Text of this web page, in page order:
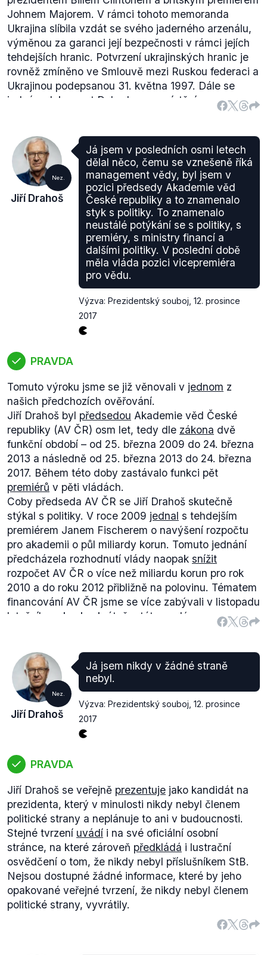
Johnem Majorem. V rámci tohoto memoranda
Ukrajina slíbila vzdát se svého jaderného arzenálu,
výměnou za garanci její bezpečnosti v rámci jejích
tehdejších hranic. Potvrzení ukrajinských hranic je
rovněž zmíněno ve Smlouvě mezi Ruskou federaci a
Ukrajinou podepsanou 31. května 1997. Dále se
jedná o dokument Dohoda o rozmístění
Charkovský pakt
1997, opět potvrzuje, že flotila Ruské federace se
nachází na ukrajinském území.
První sankce EU proti Rusku vešly v platnost17.
března 2014. Jednalo se o cestovní omezení a
zmrazení finančních prostředků určených
jednotlivcům s rozhodovacími pravomocemi v
Rusku a na Krymu. V červenci 2014 uložila EU
ekonomické sankce. V březnu 2015 Evropská rada
spojila jejich trvání s úplným plněnímMinských
Nez.
Jiří Drahoš
Já jsem v posledních osmi letech
dělal něco, čemu se vznešeně říká
management vědy, byl jsem v
pozici předsedy Akademie věd
České republiky a to znamenalo
styk s politiky. To znamenalo
neustálé potýkání se s politiky, s
premiéry, s ministry financí a
dalšími politiky. V poslední době
měla vláda pozici vicepremiéra
pro vědu.
Výzva: Prezidentský souboj 12. prosince
2017
PRAVDA
Tomuto výroku jsme se již věnovali v jednom z
našich předchozích ověřování.
Jiří Drahoš byl předsedou Akademie věd České
republiky (AV ČR) osm let, tedy dle zákona dvě
funkční období – od 25. března 2009 do 24. března
2013 a následně od 25. března 2013 do 24. března
2017. Během této doby zastávalo funkci pět
premiérů v pěti vládách.
Coby předseda AV ČR se Jiří Drahoš skutečně
stýkal s politiky. V roce 2009 jednal s tehdejším
premiérem Janem Fischerem o navýšení rozpočtu
pro akademii o půl miliardy korun. Tomuto jednání
předcházela rozhodnutí vlády naopak snížit
rozpočet AV ČR o více než miliardu korun pro rok
2010 a do roku 2012 přibližně na polovinu. Tématem
financování AV ČR jsme se více zabývali v listopadu
letošního roku, konkrétně v této
analýze
Další jednání/styk s politiky dokládá například
roce 2010, na kterém se měl mimo jiné řešit
rozpočet na následující rok, nebovýstup(.pdf)
ministra školství Petra Fialy na obdobném zasedání
v roce 2012.
Sněmu z letošního roku se účastnil i premiér
Bohuslav Sobotka
skutečně zastával od 29. ledna 2014 do 13.
prosince 2017
výzkum a inovace (od 5. do 13. prosince v demisi).
Nez.
Jiří Drahoš
Já jsem nikdy v žádné straně
nebyl.
Výzva: Prezidentský souboj 12. prosince
2017
PRAVDA
Jiří Drahoš se veřejně prezentuje jako kandidát na
prezidenta, který v minulosti nikdy nebyl členem
politické strany a neplánuje to ani v budoucnosti.
Stejné tvrzení uvádí i na své oficiální osobní
stránce, na které zároveň předkládá i lustrační
osvědčení o tom, že nikdy nebyl příslušníkem StB.
Nejsou dostupné žádné informace, které by jeho
opakované veřejné tvrzení, že nikdy nebyl členem
politické strany, vyvrátily.